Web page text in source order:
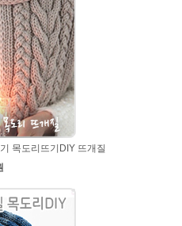
목도리뜨기DIY 뜨개질